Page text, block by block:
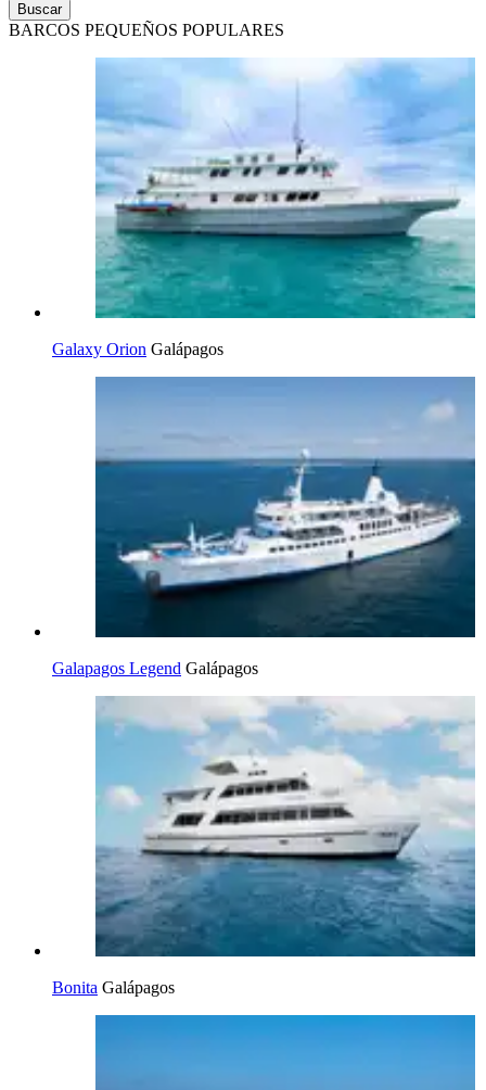
Buscar
BARCOS PEQUEÑOS POPULARES
Galaxy Orion Galápagos
Galapagos Legend Galápagos
Bonita Galápagos